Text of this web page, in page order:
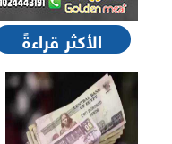
الأكثر قراءةً